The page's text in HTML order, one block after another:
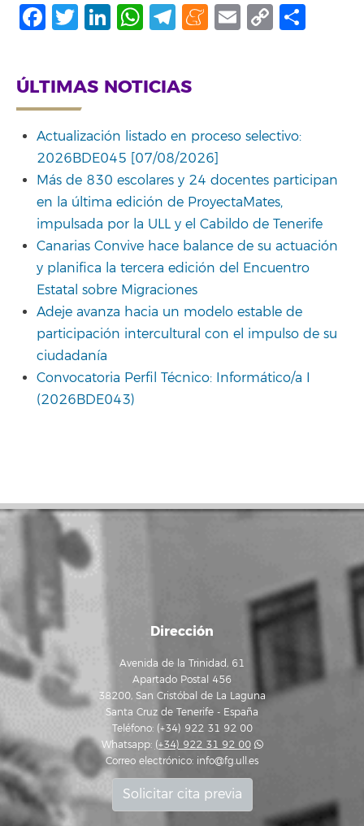
Facebook
Twitter
LinkedIn
WhatsApp
Telegram
Meneame
Email
Copy
ÚLTIMAS NOTICIAS
Actualización listado en proceso selectivo:
2026BDE045 [07/08/2026]
Más de 830 escolares y 24 docentes participan
en la última edición de ProyectaMates,
impulsada por la ULL y el Cabildo de Tenerife
Canarias Convive hace balance de su actuación
y planifica la tercera edición del Encuentro
Estatal sobre Migraciones
Adeje avanza hacia un modelo estable de
participación intercultural con el impulso de su
ciudadanía
Convocatoria Perfil Técnico: Informático/a I
(2026BDE043)
Dirección
Avenida de la Trinidad, 61
Apartado Postal 456
38200, San Cristóbal de La Laguna
Santa Cruz de Tenerife - España
Teléfono: (+34) 922 31 92 00
Whatsapp: (+34) 922 31 92 00
Correo electrónico: info@fg.ull.es
Solicitar cita previa